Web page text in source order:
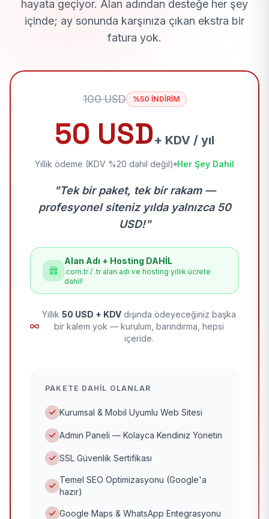
hayata geçiyor. Alan adından desteğe her şey
içinde; ay sonunda karşınıza çıkan ekstra bir
fatura yok.
100 USD %50 İNDİRİM
50 USD+ KDV / yıl
Yıllık ödeme (KDV %20 dahil değil) Her Şey Dahil
"Tek bir paket, tek bir rakam —
profesyonel siteniz yılda yalnızca 50
USD!"
Alan Adı + Hosting DAHİL
.com.tr / .tr alan adı ve hosting yıllık ücrete
dahil!
Yıllık 50 USD + KDV dışında ödeyeceğiniz başka
bir kalem yok — kurulum, barındırma, hepsi
içeride.
PAKETE DAHIL OLANLAR
Kurumsal & Mobil Uyumlu Web Sitesi
Admin Paneli — Kolayca Kendiniz Yönetin
SSL Güvenlik Sertifikası
Temel SEO Optimizasyonu (Google'a
hazır)
Google Maps & WhatsApp Entegrasyonu